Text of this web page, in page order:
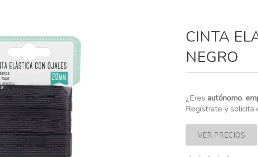
CINTA
NEGRO
¿Eresautónomo,
Regístrate y solicita